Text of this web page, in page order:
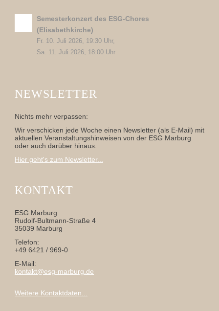
Semesterkonzert des ESG-Chores
(Elisabethkirche)
Fr. 10. Juli 2026, 19:30 Uhr,
Sa. 11. Juli 2026, 18:00 Uhr
NEWSLETTER
Nichts mehr verpassen:
Wir verschicken jede Woche einen Newsletter (als E-Mail) mit
aktuellen Veranstaltungshinweisen von der ESG Marburg
oder auch darüber hinaus.
Hier geht's zum Newsletter...
KONTAKT
ESG Marburg
Rudolf-Bultmann-Straße 4
35039 Marburg
Telefon:
+49 6421 / 969-0
E-Mail:
kontakt@esg-marburg.de
Weitere Kontaktdaten...